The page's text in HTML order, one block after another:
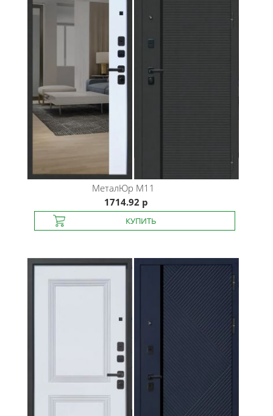
МеталЮр М11
1714.92 р